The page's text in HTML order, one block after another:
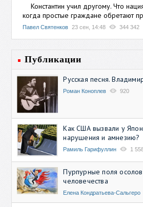
Константин учил другому. Что
когда простые граждане обретают
Павел Святенков 23 сен, 14:48 344 342
Публикации
Русская песня.
Роман Коноплев 920
Как США вызвали у
нарушения и амнезию?
Рамиль Гарифуллин 1
Пурпурные поля
человечества
Елена Кондратьева-Сальгеро